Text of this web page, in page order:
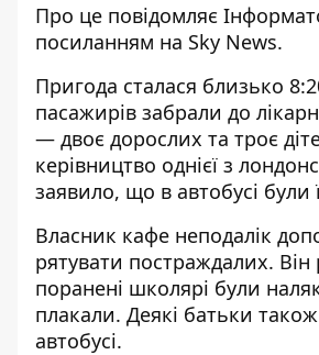
Про це повідомляє
посиланням на Sky News.
Пригода сталася близько
пасажирів забрали до
— двоє дорослих та троє
керівництво однієї з
заявило, що в автобусі були
Власник кафе неподалік
рятувати постраждалих.
поранені школярі були
плакали. Деякі батьки
автобусі.